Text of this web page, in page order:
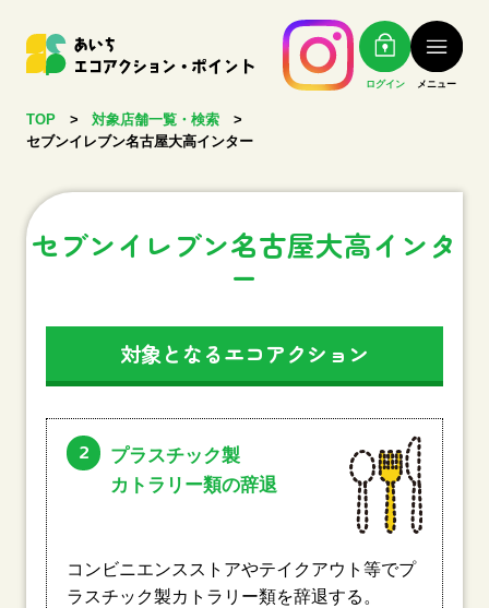
ログイン メニュー
TOP > 対象店舗一覧・検索
>
セブンイレブン名古屋大高インター
セブンイレブン名古屋大高インタ
ー
対象となるエコアクション
2
プラスチック製
カトラリー類の辞退
コンビニエンスストアやテイクアウト等でプ
ラスチック製カトラリー類を辞退する。